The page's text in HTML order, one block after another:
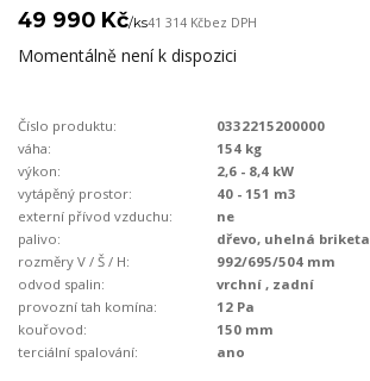
49 990 Kč/ks41 314 Kčbez DPH
Momentálně není k dispozici
Číslo produktu:
0332215200000
váha:
154 kg
výkon:
2,6 - 8,4 kW
vytápěný prostor:
40 - 151 m3
externí přívod vzduchu:
ne
palivo:
dřevo, uhelná briketa
rozměry V / Š / H:
992/695/504 mm
odvod spalin:
vrchní , zadní
provozní tah komína:
12 Pa
kouřovod:
150 mm
terciální spalování:
ano